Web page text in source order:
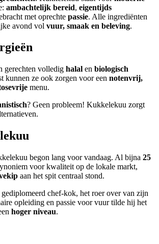
ambachtelijk bereid, eigentijds
met oprechte passie. Alle ingrediënten
avond vol vuur, smaak en beleving.
gerechten volledig halal en biologisch
kunnen ze ook zorgen voor een notenvrij,
menu.
? Geen probleem! Kukkelekuu zorgt
begon lang voor vandaag. Al bijna 25
voor kwaliteit op de lokale markt,
aan het spit centraal stond.
chef-kok, het roer over van zijn
opleiding en passie voor vuur tilde hij het
hoger niveau.